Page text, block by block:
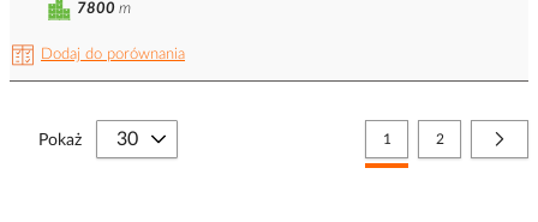
Dodaj do porównania
7800 m
Strona
Aktualnie czytasz stronę
1 Strona
2
Pokaż